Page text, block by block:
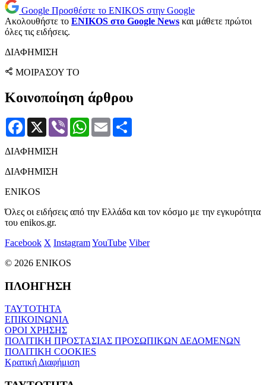
Google Προσθέστε το ENIKOS στην Google
Ακολουθήστε το ENIKOS στο Google News και μάθετε πρώτοι
όλες τις ειδήσεις.
ΔΙΑΦΗΜΙΣΗ
ΜΟΙΡΑΣΟΥ ΤΟ
Κοινοποίηση άρθρου
Facebook
X Viber WhatsApp
Email
ΔΙΑΦΗΜΙΣΗ
ΔΙΑΦΗΜΙΣΗ
ENIKOS
Όλες οι ειδήσεις από την Ελλάδα και τον κόσμο με την εγκυρότητα
του enikos.gr.
Facebook X InstagramYouTube Viber
© 2026 ENIKOS
ΠΛΟΗΓΗΣΗ
ΤΑΥΤΟΤΗΤΑ
ΕΠΙΚΟΙΝΩΝΙΑ
ΟΡΟΙ ΧΡΗΣΗΣ
ΠΟΛΙΤΙΚΗ ΠΡΟΣΤΑΣΙΑΣ ΠΡΟΣΩΠΙΚΩΝ ΔΕΔΟΜΕΝΩΝ
ΠΟΛΙΤΙΚΗ COOKIES
Κρατική Διαφήμιση